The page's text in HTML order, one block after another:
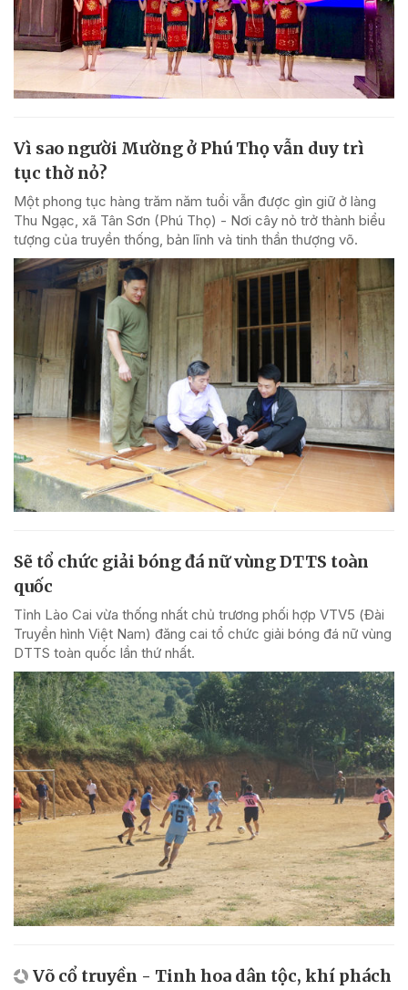
Vì sao người Mường ở Phú Thọ vẫn duy trì
tục thờ nỏ?
Một phong tục hàng trăm năm tuổi vẫn được gìn giữ ở làng
Thu Ngạc, xã Tân Sơn (Phú Thọ) - Nơi cây nỏ trở thành biểu
tượng của truyền thống, bản lĩnh và tinh thần thượng võ.
Sẽ tổ chức giải bóng đá nữ vùng DTTS toàn
quốc
Tỉnh Lào Cai vừa thống nhất chủ trương phối hợp VTV5 (Đài
Truyền hình Việt Nam) đăng cai tổ chức giải bóng đá nữ vùng
DTTS toàn quốc lần thứ nhất.
Võ cổ truyền - Tinh hoa dân tộc, khí phách